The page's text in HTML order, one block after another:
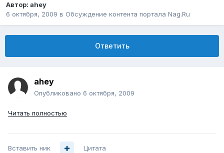
Автор: ahey
6 октября, 2009 в Обсуждение контента портала Nag.Ru
Ответить
ahey
Опубликовано 6 октября, 2009
Читать полностью
Вставить ник Цитата